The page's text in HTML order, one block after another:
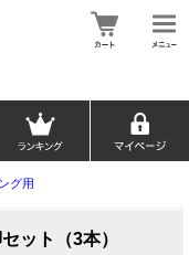
グ用
ット（3本）